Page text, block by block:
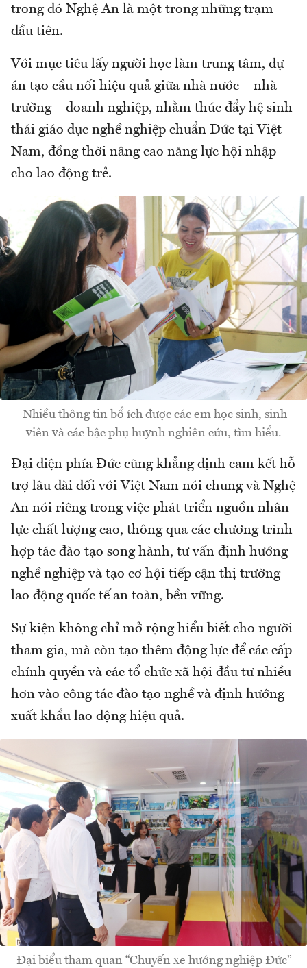
trong đó Nghệ An là một trong những trạm
đầu tiên.
Với mục tiêu lấy người học làm trung tâm, dự
án tạo cầu nối hiệu quả giữa nhà nước – nhà
trường – doanh nghiệp, nhằm thúc đẩy hệ sinh
thái giáo dục nghề nghiệp chuẩn Đức tại Việt
Nam, đồng thời nâng cao năng lực hội nhập
cho lao động trẻ.
Nhiều thông tin bổ ích được các em học sinh, sinh
viên và các bậc phụ huynh nghiên cứu, tìm hiểu.
Đại diện phía Đức cũng khẳng định cam kết hỗ
trợ lâu dài đối với Việt Nam nói chung và Nghệ
An nói riêng trong việc phát triển nguồn nhân
lực chất lượng cao, thông qua các chương trình
hợp tác đào tạo song hành, tư vấn định hướng
nghề nghiệp và tạo cơ hội tiếp cận thị trường
lao động quốc tế an toàn, bền vững.
Sự kiện không chỉ mở rộng hiểu biết cho người
tham gia, mà còn tạo thêm động lực để các cấp
chính quyền và các tổ chức xã hội đầu tư nhiều
hơn vào công tác đào tạo nghề và định hướng
xuất khẩu lao động hiệu quả.
Đại biểu tham quan “Chuyến xe hướng nghiệp Đức”